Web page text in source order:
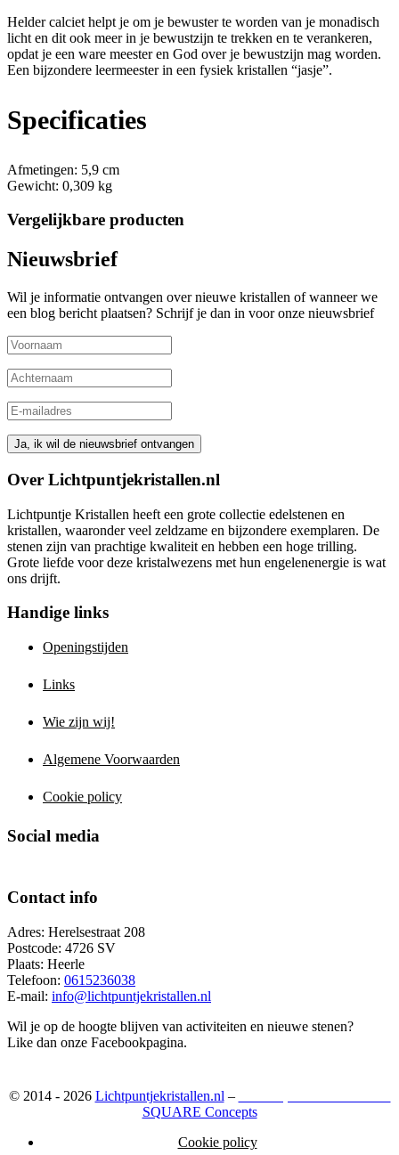
Helder calciet helpt je om je bewuster te worden van je monadisch
licht en dit ook meer in je bewustzijn te trekken en te verankeren,
opdat je een ware meester en God over je bewustzijn mag worden.
Een bijzondere leermeester in een fysiek kristallen “jasje”.
Specificaties
Afmetingen: 5,9 cm
Gewicht: 0,309 kg
Vergelijkbare producten
Nieuwsbrief
Wil je informatie ontvangen over nieuwe kristallen of wanneer we
een blog bericht plaatsen? Schrijf je dan in voor onze nieuwsbrief
Over Lichtpuntjekristallen.nl
Lichtpuntje Kristallen heeft een grote collectie edelstenen en
kristallen, waaronder veel zeldzame en bijzondere exemplaren. De
stenen zijn van prachtige kwaliteit en hebben een hoge trilling.
Grote liefde voor deze kristalwezens met hun engelenenergie is wat
ons drijft.
Handige links
Openingstijden
Links
Wie zijn wij!
Algemene Voorwaarden
Cookie policy
Social media
Contact info
Adres: Herelsestraat 208
Postcode: 4726 SV
Plaats: Heerle
Telefoon: 0615236038
E-mail: info@lichtpuntjekristallen.nl
Wil je op de hoogte blijven van activiteiten en nieuwe stenen?
Like dan onze Facebookpagina.
© 2014 - 2026 Lichtpuntjekristallen.nl –
SQUARE Concepts
Cookie policy